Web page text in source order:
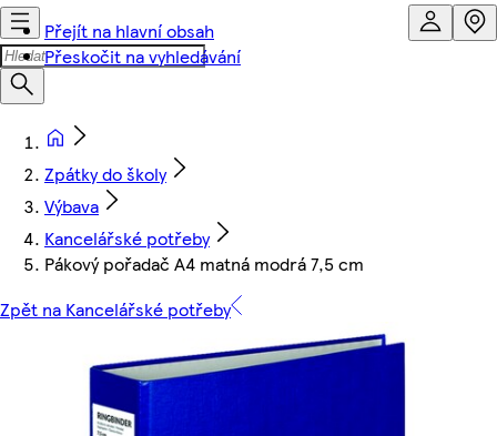
Přejít na hlavní obsah
Přeskočit na vyhledávání
Zpátky do školy
Výbava
Kancelářské potřeby
Pákový pořadač A4 matná modrá 7,5 cm
Zpět na Kancelářské potřeby